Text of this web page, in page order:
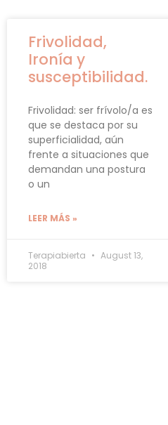
Frivolidad,
Ironía y
susceptibilidad.
Frivolidad: ser frívolo/a es
que se destaca por su
superficialidad, aún
frente a situaciones que
demandan una postura
o un
LEER MÁS »
Terapiabierta
August 13,
2018